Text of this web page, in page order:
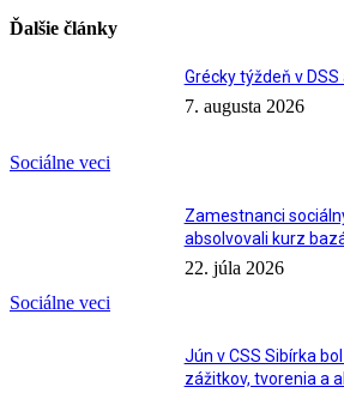
Ďalšie články
Sociálne veci
Grécky týždeň v
7. augusta 2026
Sociálne veci
Zamestnanci
absolvovali kurz
22. júla 2026
Jún v CSS Sibírka
zážitkov, tvorenia a